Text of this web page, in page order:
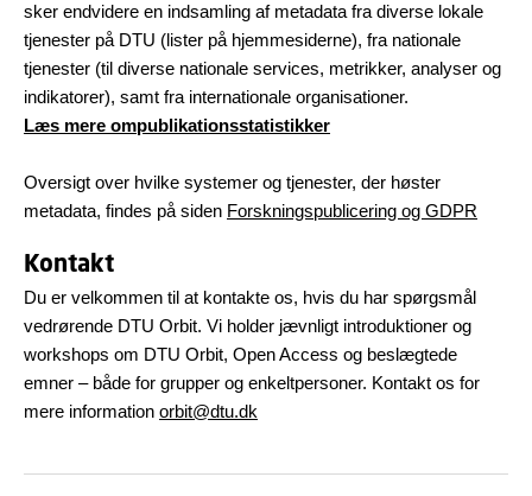
sker endvidere en indsamling af metadata fra diverse lokale
tjenester på DTU (lister på hjemmesiderne), fra nationale
tjenester (til diverse nationale services, metrikker, analyser og
indikatorer), samt fra internationale organisationer.
Læs mere ompublikationsstatistikker
Oversigt over hvilke systemer og tjenester, der høster
metadata, findes på siden Forskningspublicering og GDPR
Kontakt
Du er velkommen til at kontakte os, hvis du har spørgsmål
vedrørende DTU Orbit. Vi holder jævnligt introduktioner og
workshops om DTU Orbit, Open Access og beslægtede
emner – både for grupper og enkeltpersoner. Kontakt os for
mere information orbit@dtu.dk